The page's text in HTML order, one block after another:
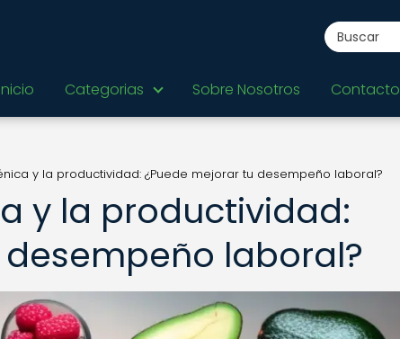
Inicio Categorias Sobre Nosotros Contacto
y la productividad: ¿Puede mejorar tu desempeño laboral?
y la productividad:
laboral?